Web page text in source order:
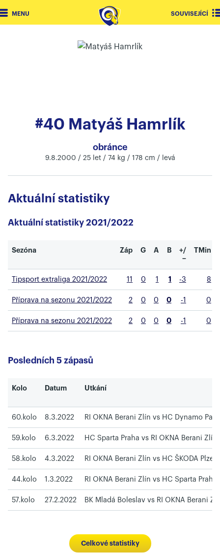
MENU SOUVISEJÍCÍ
#40 Matyáš Hamrlík
obránce
9.8.2000 / 25 let / 74 kg / 178 cm / levá
Aktuální statistiky
Aktuální statistiky 2021/2022
Sezóna Záp G A B
+/
−
TMin
Tipsport extraliga 2021/2022 11 0 1 1 -3 8
Příprava na sezonu 2021/2022 2 0 0 0 -1 0
Příprava na sezonu 2021/2022 2 0 0 0 -1 0
Posledních 5 zápasů
Kolo Datum Utkání
60.kolo 8.3.2022 RI OKNA Berani Zlín vs HC Dynamo
59.kolo 6.3.2022 HC Sparta Praha vs RI OKNA Berani Zlín
58.kolo 4.3.2022 RI OKNA Berani Zlín vs HC ŠKODA Plzeň
44.kolo 1.3.2022 RI OKNA Berani Zlín vs HC Sparta Praha
57.kolo 27.2.2022 BK Mladá Boleslav vs RI OKNA Berani
Celkové statistiky